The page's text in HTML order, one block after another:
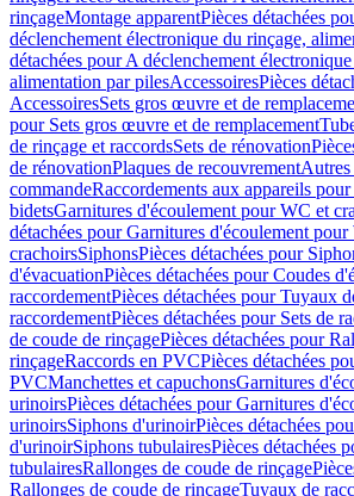
rinçageMontage apparentPièces détachées
déclenchement électronique du rinçage,
détachées pour A déclenchement
alimentation par pilesAccessoiresPièces
AccessoiresSets gros œuvre et de
pour Sets gros œuvre et de remplacement
de rinçage et raccordsSets de rénovation
de rénovationPlaques de recouvrementAutres
commandeRaccordements aux appareils
bidetsGarnitures d'écoulement pour WC et
détachées pour Garnitures d'écoulement
crachoirsSiphonsPièces détachées pour
d'évacuationPièces détachées pour Coudes
raccordementPièces détachées pour Tuyaux
raccordementPièces détachées pour Sets de
de coude de rinçagePièces détachées pour
rinçageRaccords en PVCPièces détachées
PVCManchettes et capuchonsGarnitures
urinoirsPièces détachées pour Garnitures
urinoirsSiphons d'urinoirPièces détachées
d'urinoirSiphons tubulairesPièces détachées
tubulairesRallonges de coude de rinçage
Rallonges de coude de rinçageTuyaux de